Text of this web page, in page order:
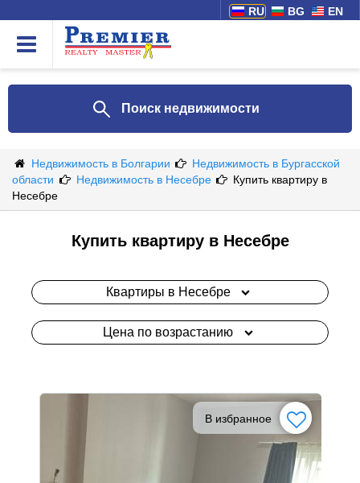
RU BG EN
Поиск недвижимости
Недвижимость в Болгарии
Недвижимость в Бургасской
области
Недвижимость в Несебре
Купить квартиру в
Несебре
Купить квартиру в Несебре
Квартиры в Несебре
Цена по возрастанию
В избранное